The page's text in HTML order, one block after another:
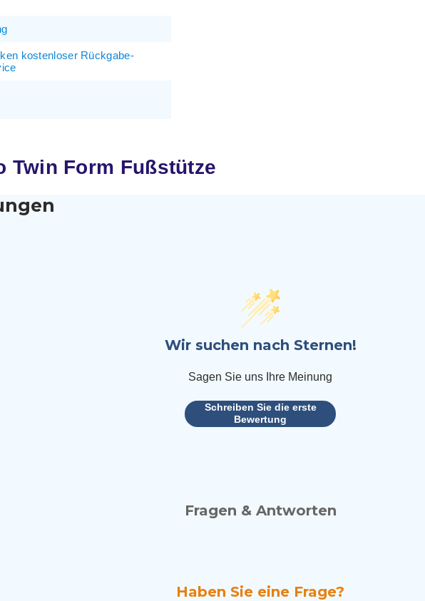
kostenloser Rückgabe-
Twin Form Fußstütze
Wir suchen nach Sternen!
Sagen Sie uns Ihre Meinung
Schreiben Sie die erste
Bewertung
Fragen & Antworten
Haben Sie eine Frage?